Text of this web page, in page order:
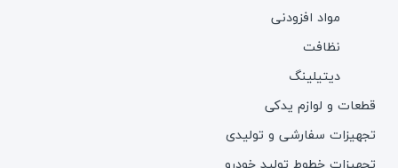
مواد افزودنی
نظافت
دیتیلینگ
قطعات و لوازم یدکی
تجهیزات سفارشی و تولیدی